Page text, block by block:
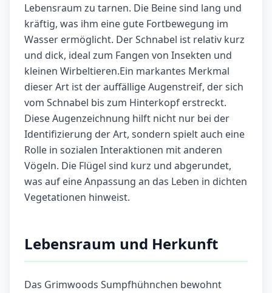
Lebensraum zu tarnen. Die Beine sind lang und
kräftig, was ihm eine gute Fortbewegung im
Wasser ermöglicht. Der Schnabel ist relativ kurz
und dick, ideal zum Fangen von Insekten und
kleinen Wirbeltieren.Ein markantes Merkmal
dieser Art ist der auffällige Augenstreif, der sich
vom Schnabel bis zum Hinterkopf erstreckt.
Diese Augenzeichnung hilft nicht nur bei der
Identifizierung der Art, sondern spielt auch eine
Rolle in sozialen Interaktionen mit anderen
Vögeln. Die Flügel sind kurz und abgerundet,
was auf eine Anpassung an das Leben in dichten
Vegetationen hinweist.
Lebensraum und Herkunft
Das Grimwoods Sumpfhühnchen bewohnt